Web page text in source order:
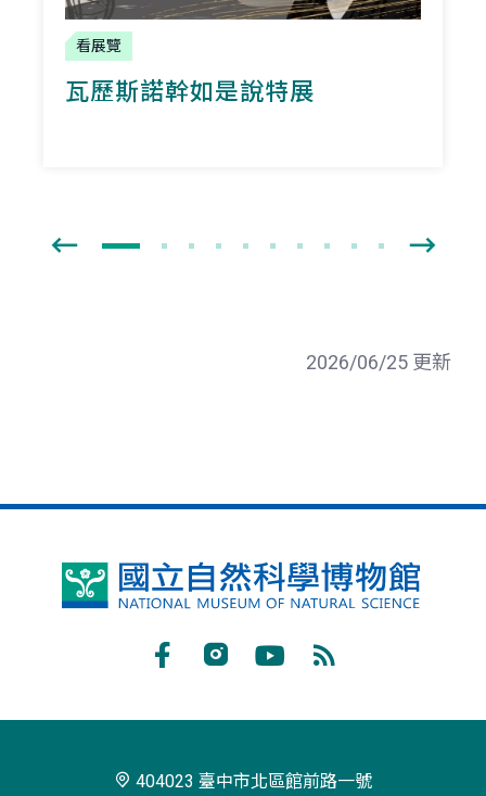
看展覽
瓦歷斯諾幹如是說特展
2026/06/25 更新
國
閱
404023 臺中市北區館前路一號